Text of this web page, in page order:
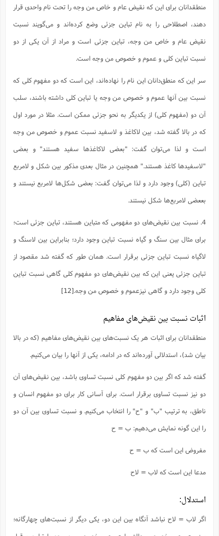
منطقدانان برای این که نقیض عام و خاص من وجه را تحت نام واحدی قرار
دهند، اصطلاحی را به نام تباین جزئی وضع کرده‌اند و می‌گویند نسبت
نقیض عام و خاص من وجه، تباین جزئی است و مراد از آن یکی از دو
نسبت تباین کلی و عموم و خصوص من وجه است.
سر این که منطق‌دانان این نام را نهاده‌اند، این است که دو مفهوم کلی که
نسبت بین آنها عموم و خصوص من وجه یا تباین کلی داشته باشند، سلب
آن دو (مفهوم کلی) از یکدیگر به نحو جزئی ممکن است. مثلا در مورد اول
که در بالا گفته شد، بین لاکاغذ و لاسفید نسبت عموم و خصوص من وجه
است و لذا می‌توان گفت: "بعضی لاکاغذها سفید هستند" و بعضی
"لاسفیدها کاغذ هستند." همچنین در مثال بعدی مذکور بین شکل و لامربع
تباین (کلی) وجود دارد و لذا می‌توان گفت: بعضی شکل‌ها لامربع نیستند و
بععضی لامربع‌ها شکل نیستند.
4. نسبت بین نقیض‌های دو مفهومی که متباین هستند، تباین جزئی است؛
برای مثال بین سنگ و گیاه نسبت تباین وجود دارد؛ بنابراین بین لاسنگ و
لاگیاه نسبت تباین جزئی برقرار است. همان طور که گفته شد مقصود از
تباین جزئی یعنی این که بین نقیض‌های دو مفهوم کلی گاهی نسبت تباین
کلی وجود دارد و گاهی نیزعموم و خصوص من وجه.[12]
اثبات نسبت‌ بین نقیض‌های مفاهیم
منطقدانان برای اثبات هر یک نسبت‌های بین نقیض‌های مفاهیم (که در بالا
بیان شد)، استدلالی آورده‌‌اند که در ادامه، یکی از آنها را بیان می‌کنیم.
گفته شد که اگر بین دو مفهوم کلی نسبت تساوی باشد، بین نقیض‌های آن
دو نیز نسبت تساوی برقرار است. برای آسانی کار برای دو مفهوم انسان و
ناطق، به ترتیب "ب" و "ح" را انتخاب می‌کنیم. و نسبت تساوی بین آن دو
را این گونه نمایش می‌دهیم: ب = ح
مفروض این است که ب = ح
مدعا این است که لاب = لاح
استدلال:
اگر لاب = لاح نباشد آنگاه بین این دو، یکی دیگر از نسبت‌های چهارگانه؛